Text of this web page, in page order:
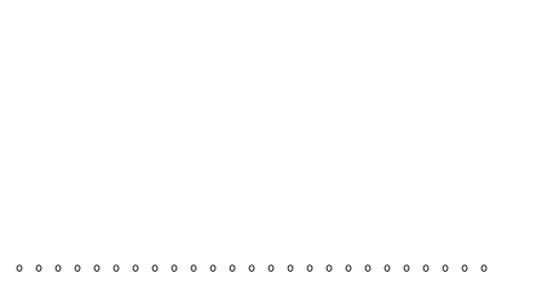
。。。。。。。。。。。。。。。。。。。。。。。。。